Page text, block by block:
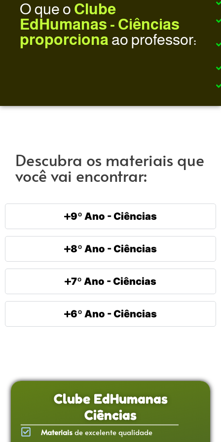
O que o Clube
EdHumanas - Ciências
proporciona ao professor:
Descubra os materiais que
você vai encontrar:
9º Ano - Ciências
8º Ano - Ciências
7º Ano - Ciências
6º Ano - Ciências
Clube EdHumanas
Ciências
Materiaisde excelente qualidade